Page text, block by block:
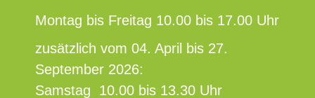
Montag bis Freitag 10.00 bis 17.00 Uhr
zusätzlich vom 04. April bis 27.
September 2026:
Samstag 10.00 bis 13.30 Uhr